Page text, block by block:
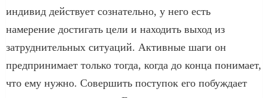
индивид действует сознательно, у него есть
намерение достигать цели и находить выход из
затруднительных ситуаций. Активные шаги он
предпринимает только тогда, когда до конца понимает,
что ему нужно. Совершить поступок его побуждает